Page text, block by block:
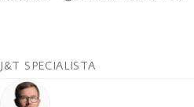
J&T SPECIALISTA